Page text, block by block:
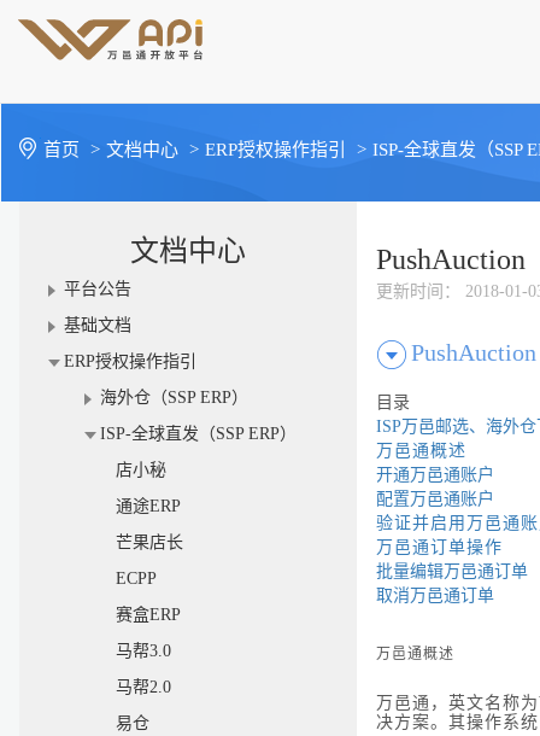
首页 > 文档中心 > ERP授权操作指引 > ISP-全球直发（SSP
文档中心
平台公告
基础文档
ERP授权操作指引
海外仓（SSP ERP）
ISP-全球直发（SSP ERP）
店小秘
通途ERP
芒果店长
ECPP
赛盒ERP
马帮3.0
马帮2.0
易仓
PushAuction
更新时间 ： 2018-01-
PushAuction
目录
ISP万邑邮选、海外
万邑通概述
开通万邑通账户
配置万邑通账户
验证并启用万邑通
万邑通订单操作
批量编辑万邑通订单
取消万邑通订单
万邑通概述
万邑通，英文名称
决方案。其操作系